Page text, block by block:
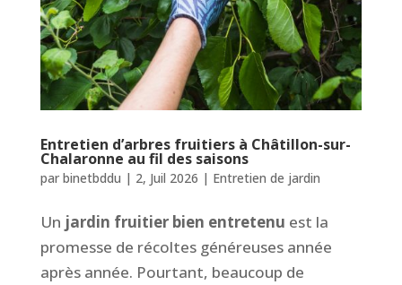
Entretien d’arbres fruitiers à Châtillon-sur-
Chalaronne au fil des saisons
par binetbddu | 2, Juil 2026 | Entretien de jardin
Un jardin fruitier bien entretenu est la
promesse de récoltes généreuses année
après année. Pourtant, beaucoup de